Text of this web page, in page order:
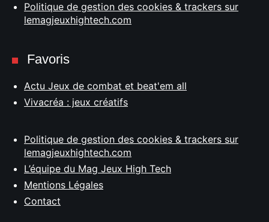
Politique de gestion des cookies & trackers sur
lemagjeuxhightech.com
Favoris
Actu Jeux de combat et beat'em all
Vivacréa : jeux créatifs
Politique de gestion des cookies & trackers sur
lemagjeuxhightech.com
L’équipe du Mag Jeux High Tech
Mentions Légales
Contact